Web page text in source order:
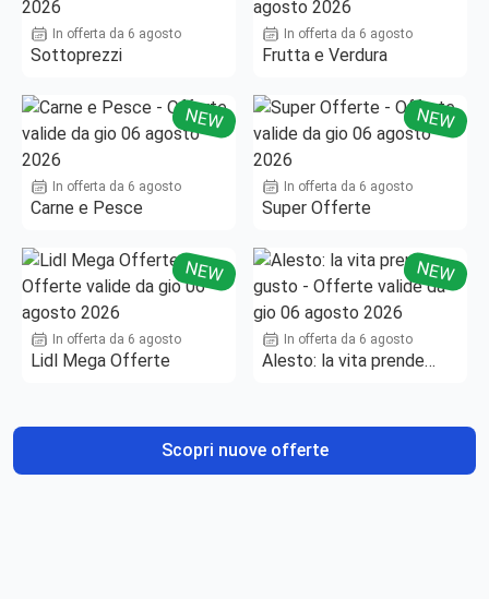
In offerta da 6 agosto
Sottoprezzi
In offerta da 6 agosto
Frutta e Verdura
NEW
In offerta da 6 agosto
Carne e Pesce
NEW
In offerta da 6 agosto
Super Offerte
NEW
In offerta da 6 agosto
Lidl Mega Offerte
NEW
In offerta da 6 agosto
Alesto: la vita prende
Scopri nuove offerte